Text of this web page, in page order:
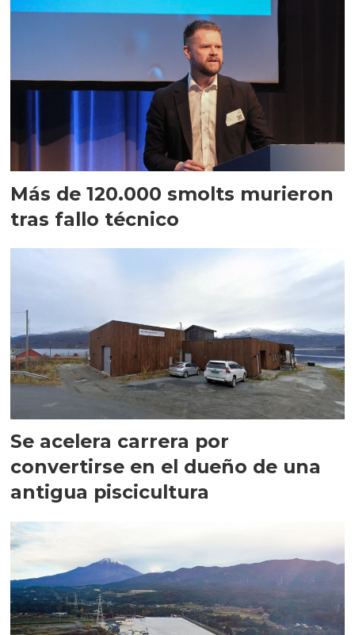
Más de 120.000 smolts murieron
tras fallo técnico
Se acelera carrera por
convertirse en el dueño de una
antigua piscicultura